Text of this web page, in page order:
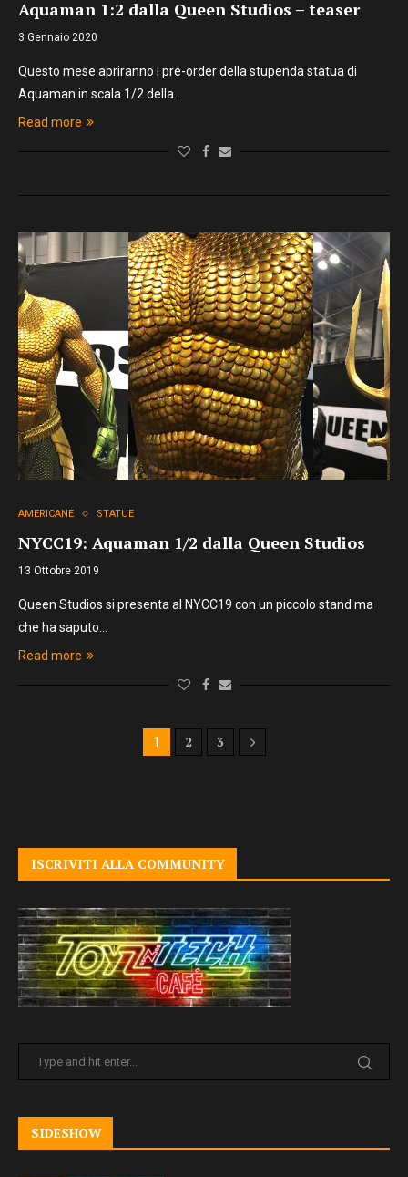
Aquaman 1:2 dalla Queen Studios – teaser
3 Gennaio 2020
Questo mese apriranno i pre-order della stupenda statua di
Aquaman in scala 1/2 della…
Read more
AMERICANE STATUE
NYCC19: Aquaman 1/2 dalla Queen Studios
13 Ottobre 2019
Queen Studios si presenta al NYCC19 con un piccolo stand ma
che ha saputo…
Read more
1 2 3
ISCRIVITI ALLA COMMUNITY
SIDESHOW